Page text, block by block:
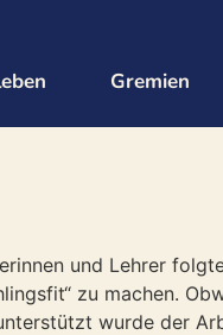
Gremien
und Lehrer
zu machen.
wurde der